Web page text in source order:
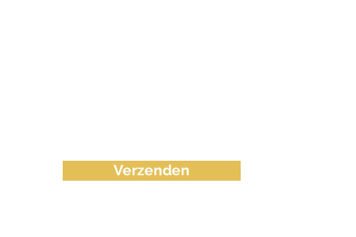
Verzenden